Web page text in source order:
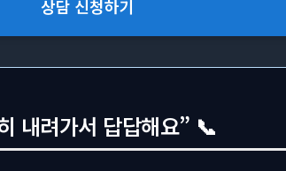
상담 신청하기
내려가서 답답해요” 📞